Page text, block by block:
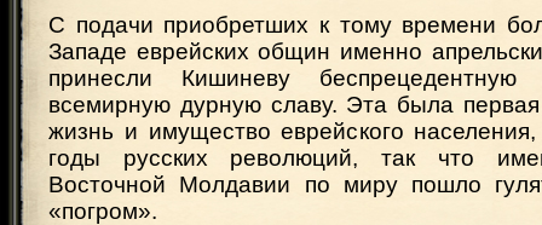
С подачи приобретших к тому времени
Западе еврейских общин именно
принесли Кишиневу
всемирную дурную славу. Эта была
жизнь и имущество еврейского
годы русских революций, так что
Восточной Молдавии по миру пошло
«погром».